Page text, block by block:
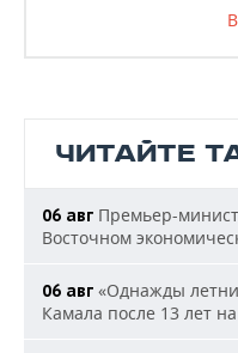
ЧИТАЙТЕ
06 авг Премьер-
Восточном
06 авг «Однажды
Камала после 13 лет